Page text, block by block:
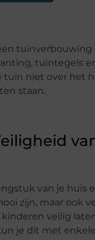
tuinverbouwing
tuintegels
tuin niet over het
staan.
van je huis
zijn, maar ook
veilig
je dit met